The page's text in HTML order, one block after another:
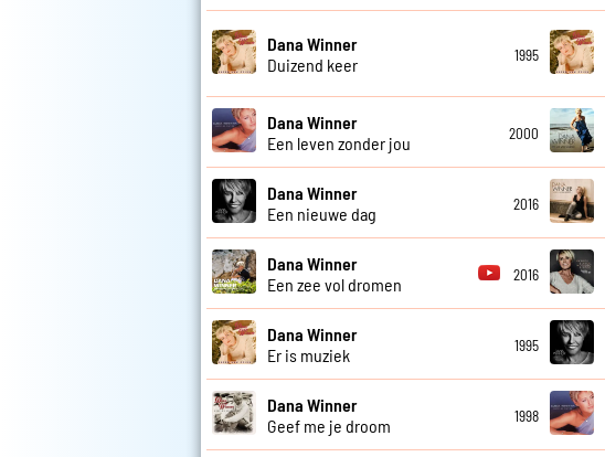
Dana Winner
Duizend keer
1995
Dana Winner
Een leven zonder jou
2000
Dana Winner
Een nieuwe dag
2016
Dana Winner
Een zee vol dromen
2016
Dana Winner
Er is muziek
1995
Dana Winner
Geef me je droom
1998